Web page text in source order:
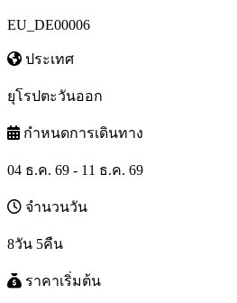
EU_DE00006
ประเทศ
ยุโรปตะวันออก
กำหนดการเดินทาง
04 ธ.ค. 69 - 11 ธ.ค. 69
จำนวนวัน
8วัน 5คืน
ราคาเริ่มต้น